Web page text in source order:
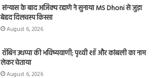
संन्यास के बाद अजिंक्‍य रहाणे ने सुनाया MS Dhoni से जुड़ा
बेहद दिलचस्प किस्सा
August 6, 2026
रॉबिन उथप्पा की भविष्यवाणी; पृथ्वी शॉ और कांबली का नाम
लेकर चेताया
August 6, 2026